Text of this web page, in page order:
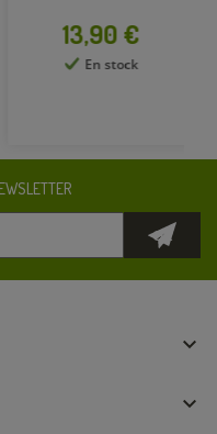
13,90 €
En stock

